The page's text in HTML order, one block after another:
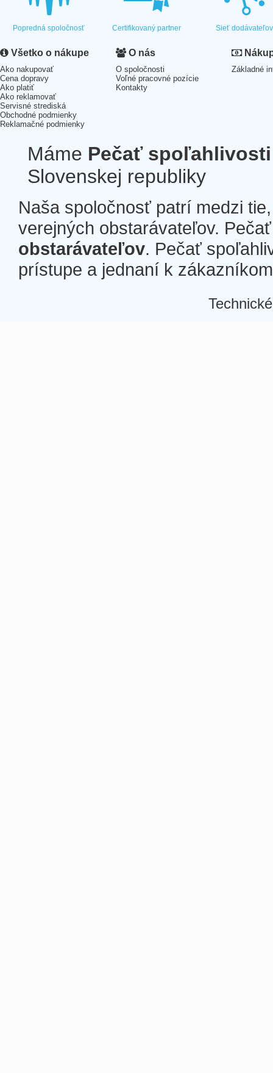
Popredná spoločnosť Certifikovaný partner Sieť dodávateľov
Všetko o nákupe
Ako nakupovať
Cena dopravy
Ako platiť
Ako reklamovať
Servisné strediská
Obchodné podmienky
Reklamačné podmienky
O nás
O spoločnosti
Voľné pracovné pozície
Kontakty
Základné
Máme Pečať spoľahlivosti
Slovenskej republiky
Naša spoločnosť patrí medzi
verejných obstarávateľov.
obstarávateľov. Pečať
prístupe a jednaní k